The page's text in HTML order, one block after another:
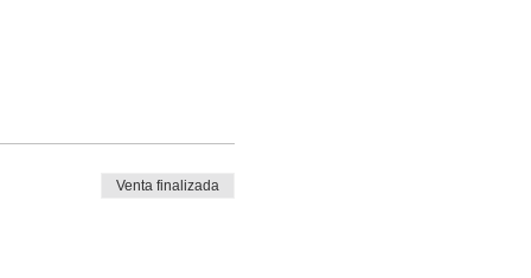
Venta finalizada